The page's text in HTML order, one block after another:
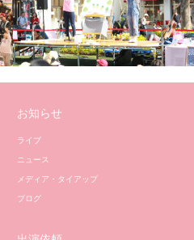
お知らせ
ライブ
ニュース
メディア・タイアップ
ブログ